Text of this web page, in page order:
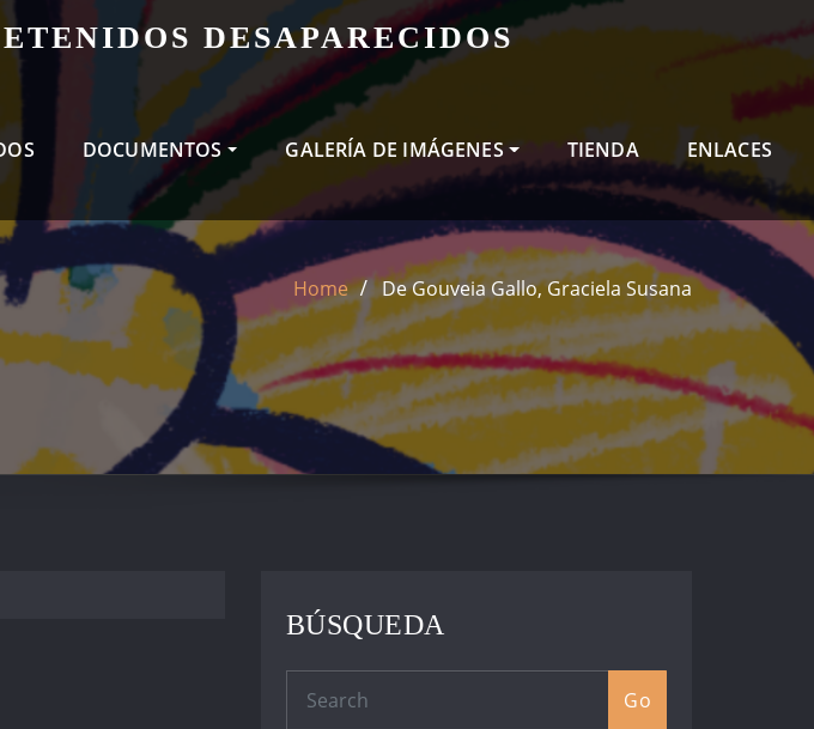
DESAPARECIDOS
DOCUMENTOS GALERÍA DE IMÁGENES TIENDA ENLACES
Home De Gouveia Gallo, Graciela Susana
BÚSQUEDA
Go